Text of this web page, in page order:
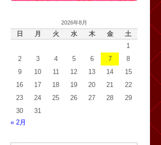
2026年8月
日 月 火 水 木 金
土
1
2
3 4 5 6 7
8
9
10 11 12 13 14
15
16
17 18 19 20 21
22
23
24 25 26 27 28
29
30
31
« 2月